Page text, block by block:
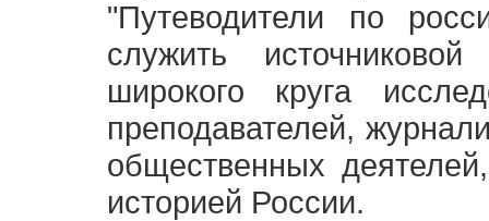
"Путеводители по
служить
широкого круга
преподавателей,
общественных
историей России.